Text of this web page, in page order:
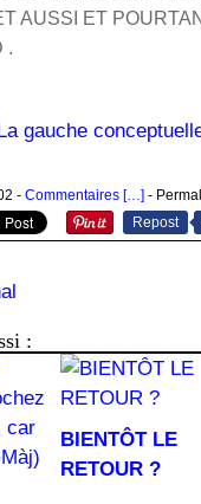
AUSSI
ET
.
- Commentaires [… ] -
Repost
:
BIENTÔT LE
RETOUR ?